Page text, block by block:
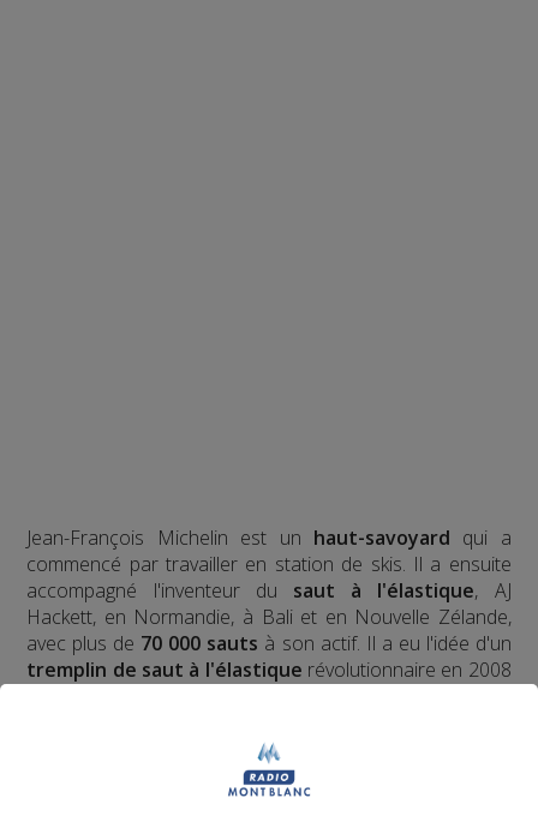
Jean-François Michelin est un haut-savoyard qui a
commencé par travailler en station de skis. Il a ensuite
accompagné l'inventeur du saut à l'élastique, AJ
Hackett, en Normandie, à Bali et en Nouvelle Zélande,
avec plus de 70 000 sauts à son actif. Il a eu l'idée d'un
tremplin de saut à l'élastique révolutionnaire en 2008
est inspiré de la prononciation
saut à l'élastique("bungee" ou "bungy")